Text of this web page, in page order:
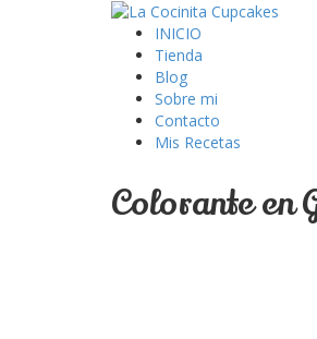
INICIO
Tienda
Blog
Sobre mi
Contacto
Mis Recetas
Colorante en